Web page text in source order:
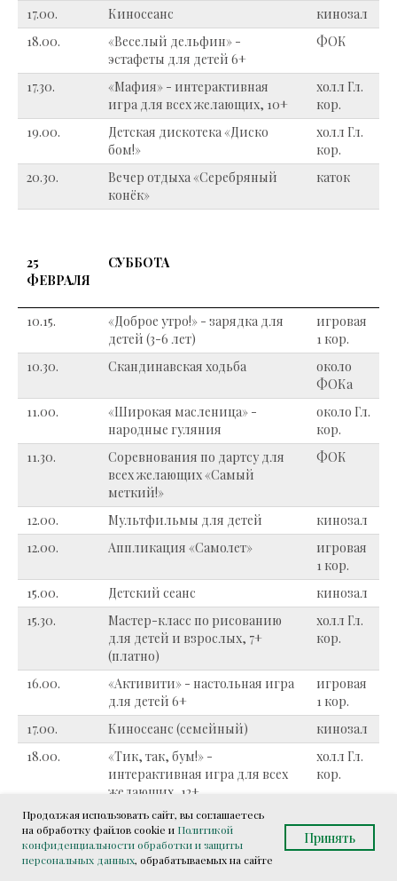
Продолжая использовать сайт, вы соглашаетесь
на обработку файлов cookie и Политикой
конфиденциальности обработки и защиты
персональных данных, обрабатываемых на сайте
Принять
17.00.
Киносеанс
кинозал
18.00.
«Веселый дельфин» -
эстафеты для детей 6+
ФОК
17.30.
«Мафия» - интерактивная
игра для всех желающих, 10+
холл Гл.
кор.
19.00.
Детская дискотека «Диско
бом!»
холл Гл.
кор.
20.30.
Вечер отдыха «Серебряный
конёк»
каток
25
ФЕВРАЛЯ
СУББОТА
10.15.
«Доброе утро!» - зарядка для
детей (3-6 лет)
игровая
1 кор.
10.30.
Скандинавская ходьба
около
ФОКа
11.00.
«Широкая масленица» -
народные гуляния
около Гл.
кор.
11.30.
Соревнования по дартсу для
всех желающих «Самый
меткий!»
ФОК
12.00. Мультфильмы для детей
кинозал
12.00.
Аппликация «Самолет»
игровая
1 кор.
15.00.
Детский сеанс
кинозал
15.30.
Мастер-класс по рисованию
для детей и взрослых, 7+
(платно)
холл Гл.
кор.
16.00.
«Активити» - настольная игра
для детей 6+
игровая
1 кор.
17.00.
Киносеанс (семейный)
кинозал
18.00.
«Тик, так, бум!» -
интерактивная игра для всех
желающих, 12+
холл Гл.
кор.
19.30. Детская дискотека «Танцуй!»
кор.
20.30.
Праздничный концерт